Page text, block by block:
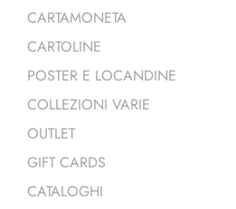
CARTAMONETA
CARTOLINE
POSTER E LOCANDINE
COLLEZIONI VARIE
OUTLET
GIFT CARDS
CATALOGHI